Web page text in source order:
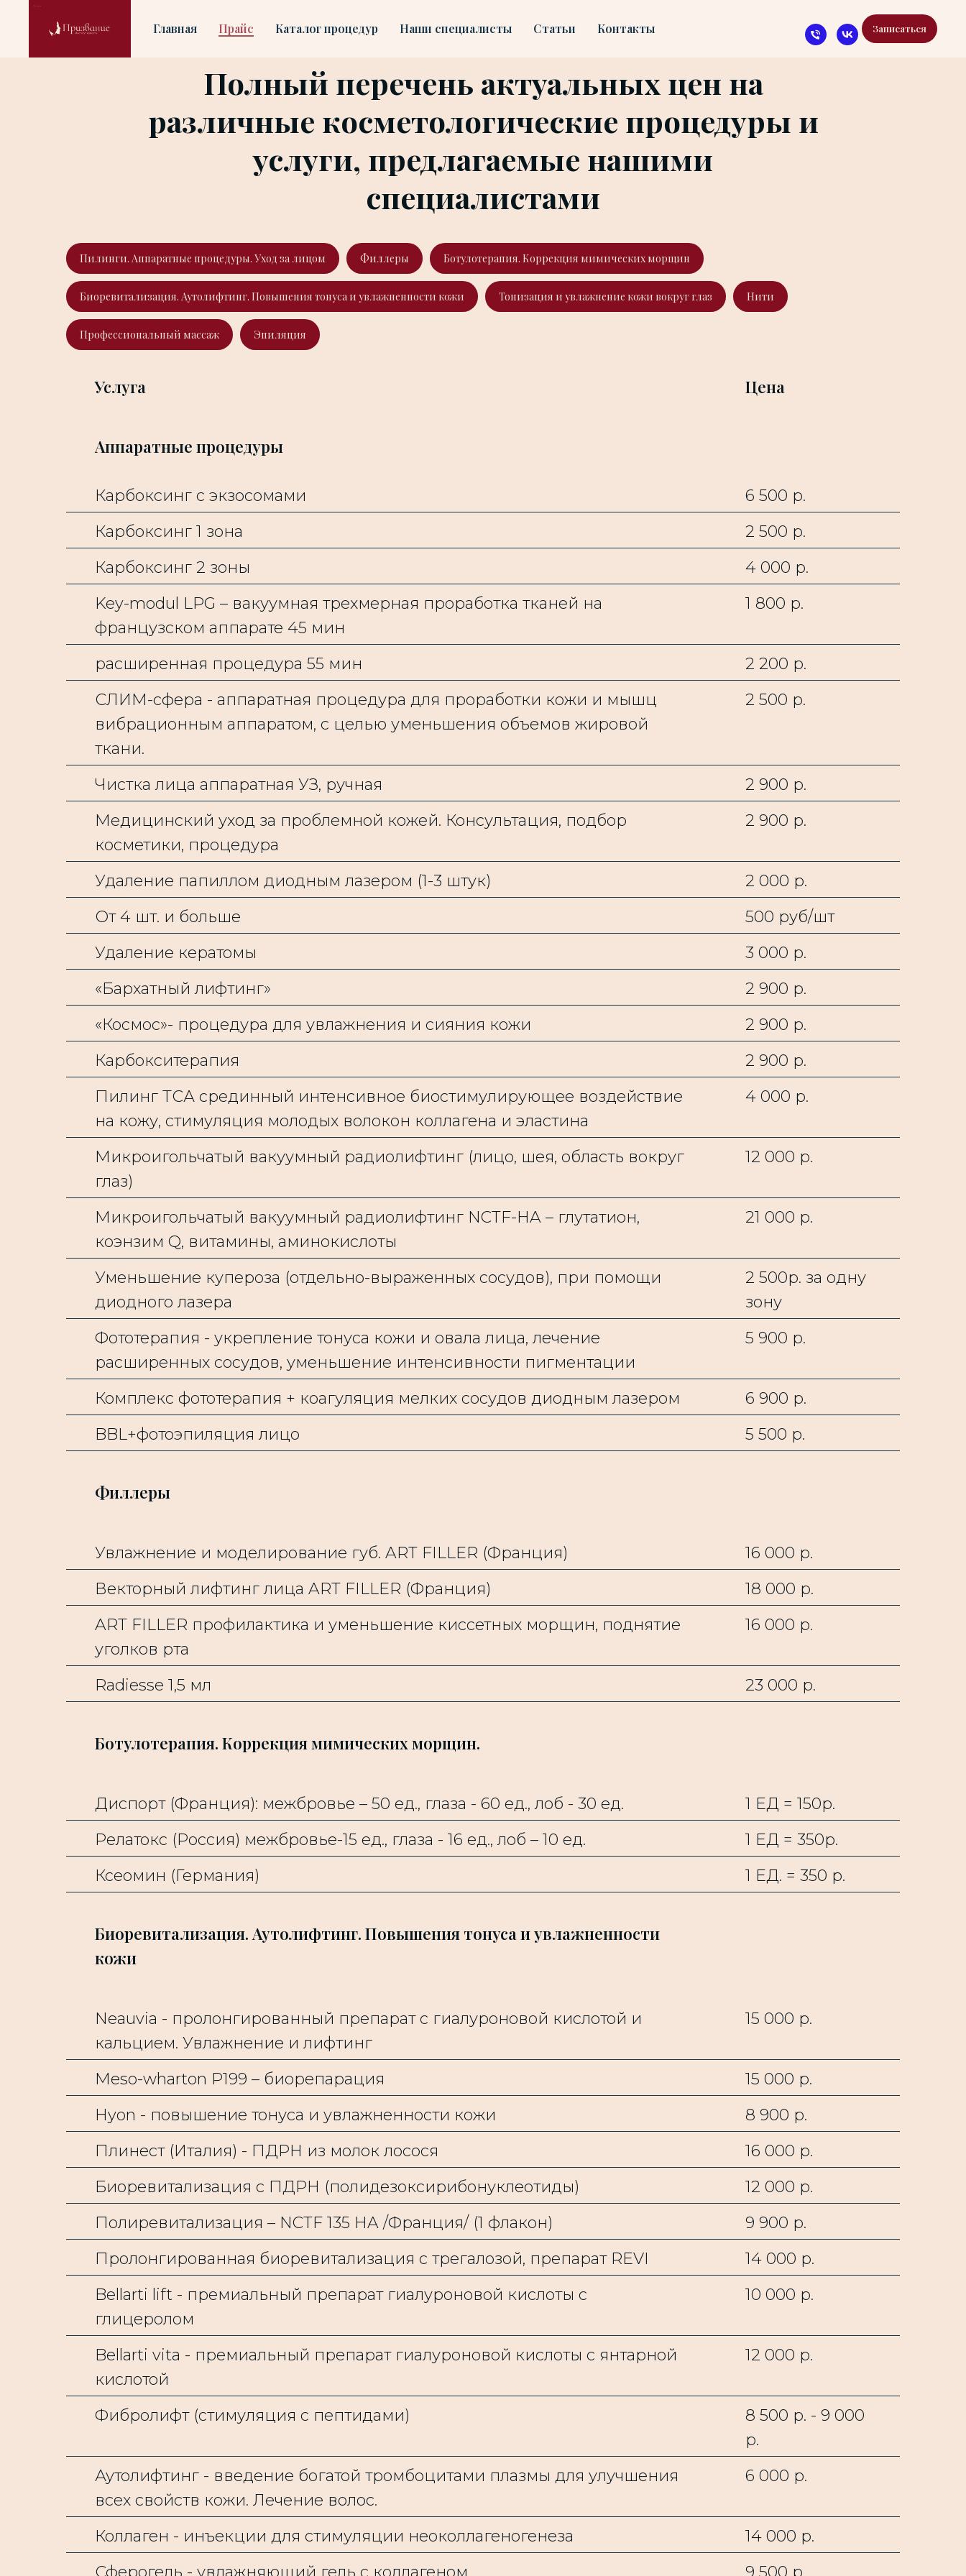
Главная Прайс Каталог процедур Наши специалисты Статьи Контакты Записаться
Полный перечень актуальных цен на
различные косметологические процедуры и
услуги, предлагаемые нашими
специалистами
Пилинги. Аппаратные процедуры. Уход за лицом Филлеры Ботулотерапия. Коррекция мимических морщин
Биоревитализация. Аутолифтинг. Повышения тонуса и увлажненности кожи Тонизация и увлажнение кожи вокруг глаз Нити
Профессиональный массаж Эпиляция
Услуга Цена
Аппаратные процедуры
Карбоксинг с экзосомами
6 500 р.
Карбоксинг 1 зона
2 500 р.
Карбоксинг 2 зоны
4 000 р.
Key-modul LPG – вакуумная трехмерная проработка тканей на
французском аппарате 45 мин
1 800 р.
расширенная процедура 55 мин
2 200 р.
СЛИМ-сфера - аппаратная процедура для проработки кожи и мышц
вибрационным аппаратом, с целью уменьшения объемов жировой
ткани.
2 500 р.
Чистка лица аппаратная УЗ, ручная
2 900 р.
Медицинский уход за проблемной кожей. Консультация, подбор
косметики, процедура
2 900 р.
Удаление папиллом диодным лазером (1-3 штук)
2 000 р.
От 4 шт. и больше
500 руб/шт
Удаление кератомы
3 000 р.
«Бархатный лифтинг»
2 900 р.
«Космос»- процедура для увлажнения и сияния кожи
2 900 р.
Карбокситерапия
2 900 р.
Пилинг ТСА срединный интенсивное биостимулирующее воздействие
на кожу, стимуляция молодых волокон коллагена и эластина
4 000 р.
Микроигольчатый вакуумный радиолифтинг (лицо, шея, область вокруг
глаз)
12 000 р.
Микроигольчатый вакуумный радиолифтинг NCTF-HA – глутатион,
коэнзим Q, витамины, аминокислоты
21 000 р.
Уменьшение купероза (отдельно-выраженных сосудов), при помощи
диодного лазера
2 500р. за одну
зону
Фототерапия - укрепление тонуса кожи и овала лица, лечение
расширенных сосудов, уменьшение интенсивности пигментации
5 900 р.
Комплекс фототерапия + коагуляция мелких сосудов диодным лазером
6 900 р.
BBL+фотоэпиляция лицо
5 500 р.
Филлеры
Увлажнение и моделирование губ. ART FILLER (Франция)
16 000 р.
Векторный лифтинг лица ART FILLER (Франция)
18 000 р.
ART FILLER профилактика и уменьшение киссетных морщин, поднятие
уголков рта
16 000 р.
Radiesse 1,5 мл 23 000 р.
Ботулотерапия. Коррекция мимических морщин.
Диспорт (Франция): межбровье – 50 ед., глаза - 60 ед., лоб - 30 ед.
1 ЕД = 150р.
Релатокс (Россия) межбровье-15 ед., глаза - 16 ед., лоб – 10 ед.
1 ЕД = 350р.
Ксеомин (Германия)
1 ЕД. = 350 р.
Биоревитализация. Аутолифтинг. Повышения тонуса и увлажненности
кожи
Neauvia - пролонгированный препарат с гиалуроновой кислотой и
кальцием. Увлажнение и лифтинг
15 000 р.
Meso-wharton P199 – биорепарация
15 000 р.
Hyon - повышение тонуса и увлажненности кожи
8 900 р.
Плинест (Италия) - ПДРН из молок лосося
16 000 р.
Биоревитализация с ПДРН (полидезоксирибонуклеотиды)
12 000 р.
Полиревитализация – NCTF 135 HA /Франция/ (1 флакон)
9 900 р.
Пролонгированная биоревитализация с трегалозой, препарат REVI
14 000 р.
Bellarti lift - премиальный препарат гиалуроновой кислоты с
глицеролом
10 000 р.
Bellarti vita - премиальный препарат гиалуроновой кислоты с янтарной
кислотой
12 000 р.
Фибролифт (стимуляция с пептидами)
8 500 р. - 9 000
р.
Аутолифтинг - введение богатой тромбоцитами плазмы для улучшения
всех свойств кожи. Лечение волос.
6 000 р.
Коллаген - инъекции для стимуляции неоколлагеногенеза
14 000 р.
Сферогель - увлажняющий гель с коллагеном
9 500 р.